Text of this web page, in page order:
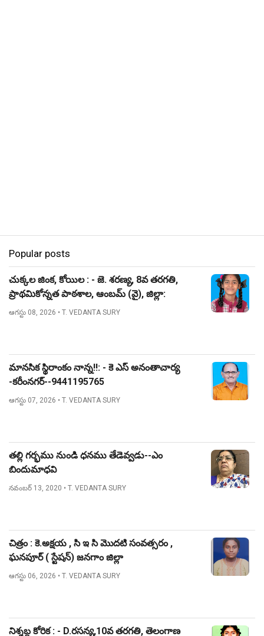
Popular posts
చుక్కల జింక, కోయిల : - జె. శరణ్య, 8వ తరగతి,
ప్రాథమికోన్నత పాఠశాల, ఆంబమ్ (వై), జిల్లా:
నిజామాబాద్.
ఆగస్టు 08, 2026 • T. VEDANTA SURY
మానసిక స్థిరాంకం నాన్న!!: - కె ఎస్ అనంతాచార్య
-కరీంనగర్--9441195765
ఆగస్టు 07, 2026 • T. VEDANTA SURY
తల్లి గర్భము నుండి ధనము తేడెవ్వడు--ఎం
బిందుమాధవి
నవంబర్ 13, 2020 • T. VEDANTA SURY
చిత్రం : కె.అక్షయ , సి ఇ సి మొదటి సంవత్సరం ,
ఘనపూర్ ( స్టేషన్) జనగాం జిల్లా
ఆగస్టు 06, 2026 • T. VEDANTA SURY
నిశ్శబ్ద కోరిక : - D.రసన్య,10వ తరగతి, తెలంగాణ